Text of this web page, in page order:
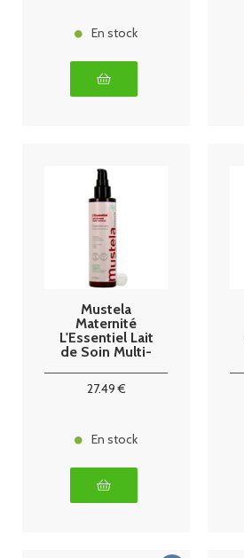
En stock
Mustela
Maternité
L'Essentiel Lait
de Soin Multi-
Vergetures
200ml
27.49€
En stock